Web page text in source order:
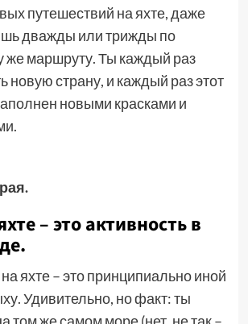
путешествий на яхте, даже
дважды или трижды по
же маршруту. Ты каждый раз
новую страну, и каждый раз этот
новыми красками и
– это активность в
яхте – это принципиально иной
Удивительно, но факт: ты